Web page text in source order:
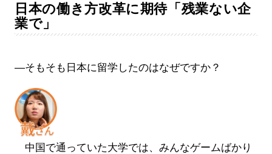
日本の働き方改革に期待「残業ない企
業で」
―そもそも日本に留学したのはなぜですか？
中国で通っていた大学では、みんなゲームばかり